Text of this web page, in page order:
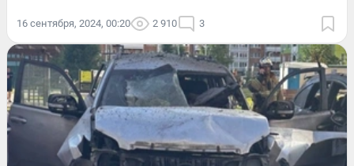
16 сентября, 2024, 00:20 2 910 3